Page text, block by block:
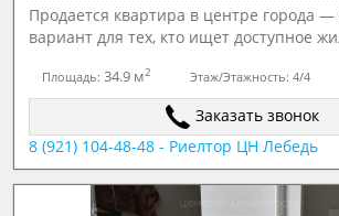
Продается квартира в центре города
вариант для тех, кто ищет доступное
Площадь:34.9 м2 Этаж/Этажность:4/4
Заказать звонок
8 (921) 104-48-48 - Риелтор ЦН Лебедь